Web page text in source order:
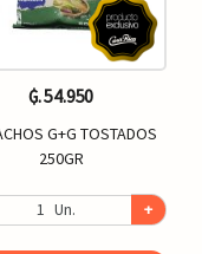
₲. 54.950
G+G TOSTADOS
250GR
Un. +